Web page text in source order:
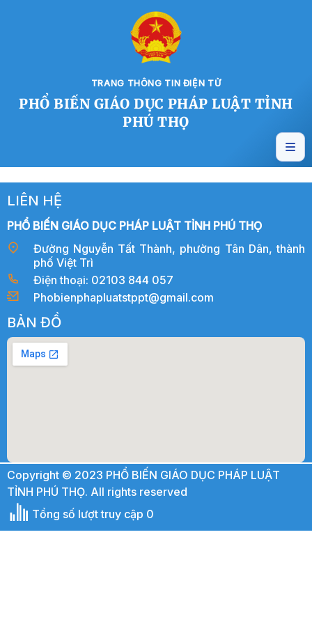
TRANG THÔNG TIN ĐIỆN TỬ
PHỔ BIẾN GIÁO DỤC PHÁP LUẬT TỈNH
PHÚ THỌ
LIÊN HỆ
PHỔ BIẾN GIÁO DỤC PHÁP LUẬT TỈNH PHÚ THỌ
Đường Nguyễn Tất Thành, phường Tân Dân, thành
phố Việt Trì
Điện thoại: 02103 844 057
Phobienphapluatstppt@gmail.com
BẢN ĐỒ
Copyright © 2023 PHỔ BIẾN GIÁO DỤC PHÁP LUẬT
TỈNH PHÚ THỌ. All rights reserved
Tổng số lượt truy cập 0